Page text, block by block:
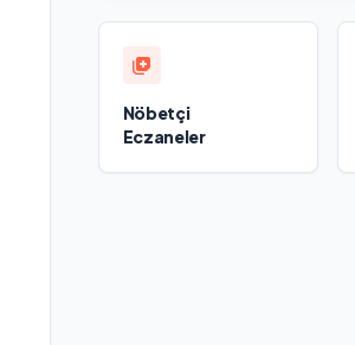
Nöbetçi
Eczaneler